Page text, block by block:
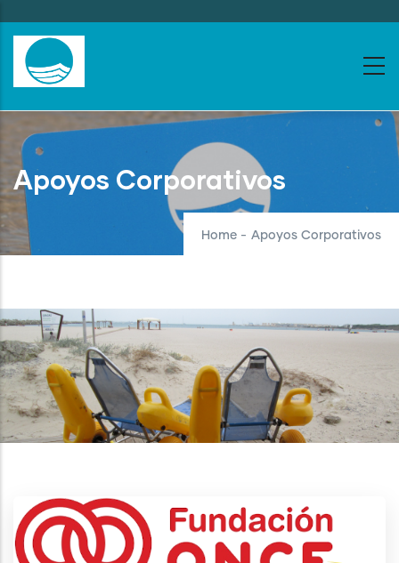
to
main
content
Apoyos Corporativos
Home - Apoyos Corporativos